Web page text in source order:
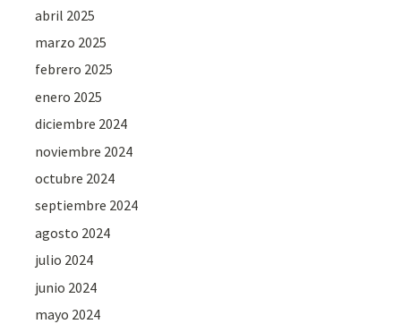
abril 2025
marzo 2025
febrero 2025
enero 2025
diciembre 2024
noviembre 2024
octubre 2024
septiembre 2024
agosto 2024
julio 2024
junio 2024
mayo 2024